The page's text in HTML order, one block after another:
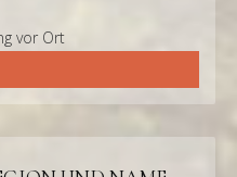
vor Ort